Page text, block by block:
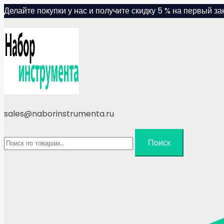
Skip
content
Делайте покупки у нас и получите скидку 5 % на первый
sales@naborinstrumenta.ru
Искать:
Поиск